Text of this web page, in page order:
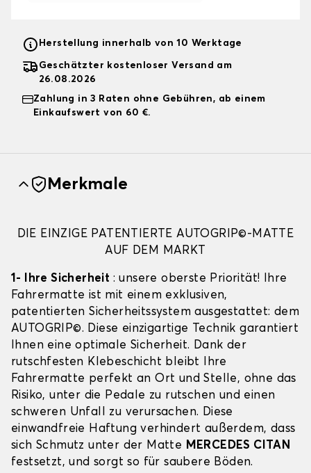
Herstellung innerhalb von 10 Werktage
Geschätzter kostenloser Versand am
26.08.2026
Zahlung in 3 Raten ohne Gebühren, ab einem
Einkaufswert von 60 €.
Merkmale
DIE EINZIGE PATENTIERTE AUTOGRIP©-MATTE
AUF DEM MARKT
1- Ihre Sicherheit : unsere oberste Priorität! Ihre
Fahrermatte ist mit einem exklusiven,
patentierten Sicherheitssystem ausgestattet: dem
AUTOGRIP©. Diese einzigartige Technik garantiert
Ihnen eine optimale Sicherheit. Dank der
rutschfesten Klebeschicht bleibt Ihre
Fahrermatte perfekt an Ort und Stelle, ohne das
Risiko, unter die Pedale zu rutschen und einen
schweren Unfall zu verursachen. Diese
einwandfreie Haftung verhindert außerdem, dass
sich Schmutz unter der Matte MERCEDES CITAN
festsetzt, und sorgt so für saubere Böden.